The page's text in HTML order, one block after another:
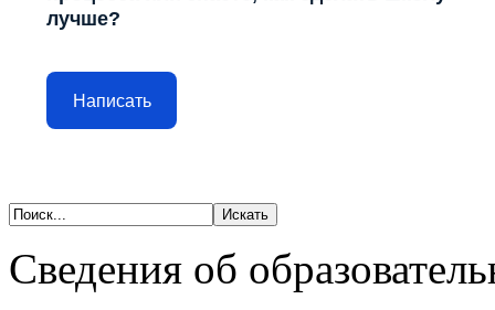
лучше?
Написать
Сведения об